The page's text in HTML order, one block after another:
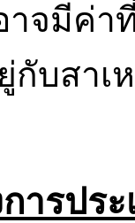
าจมีค่า
กับสาเ
ารปร